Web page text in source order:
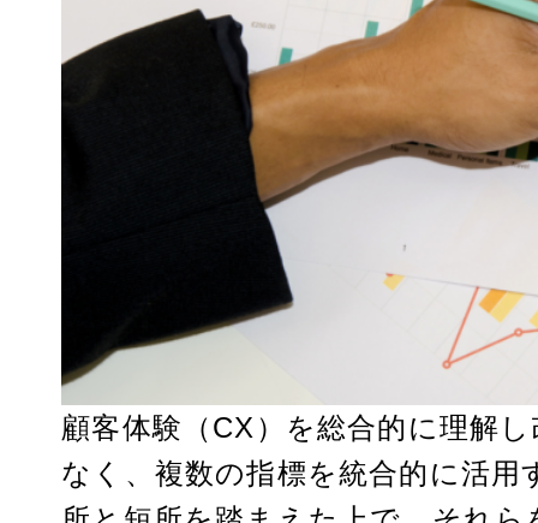
顧客体験（CX）を総合的に理解
なく、複数の指標を統合的に活